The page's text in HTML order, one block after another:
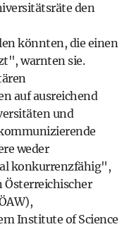
den
könnten, die einen
warnten sie.
auf ausreichend
und
weder
konkurrenzfähig",
Österreichischer
Institute of Science